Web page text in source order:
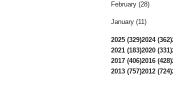
February (28)
January (11)
2025 (329)2024 (362)
2021 (183)2020 (331)
2017 (406)2016 (428)
2013 (757)2012 (724)